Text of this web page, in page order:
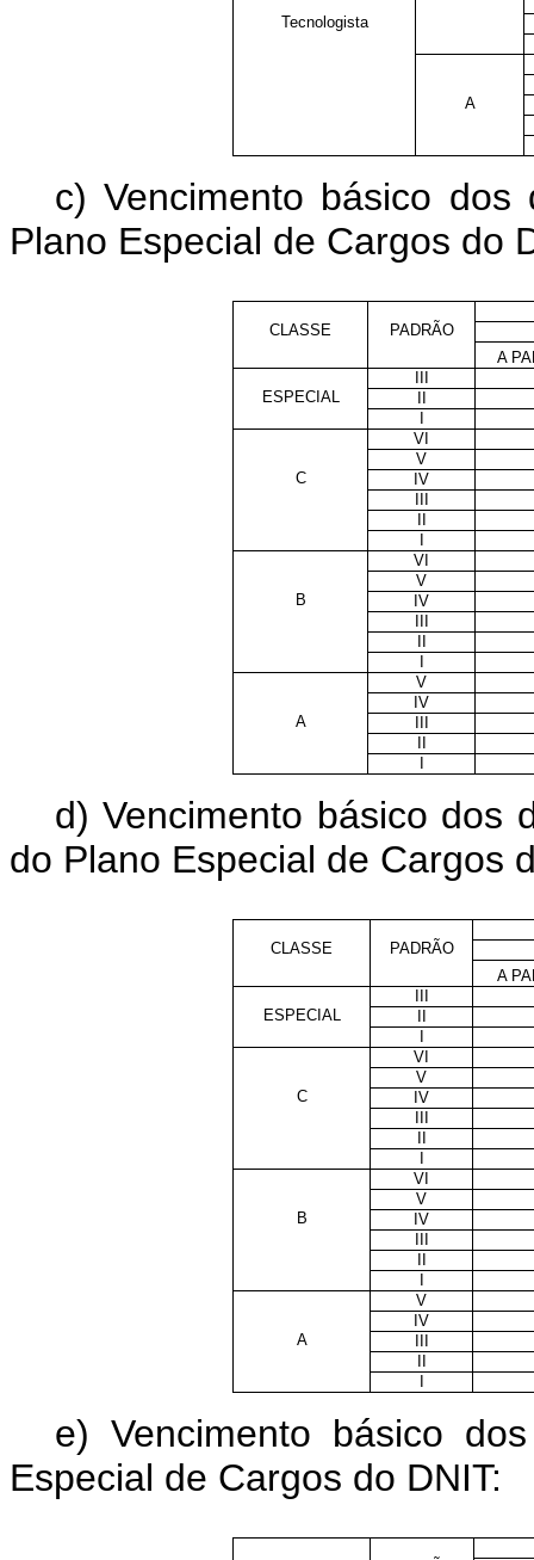
Tecnologista
A
c) Vencimento básico
Plano Especial de Cargos do
CLASSE
PADRÃO
A
ESPECIAL
VI
V
C
IV
VI
V
B
IV
V
IV
A
d) Vencimento básico dos
do Plano Especial de Cargos
CLASSE
PADRÃO
A
ESPECIAL
VI
V
C
IV
VI
V
B
IV
V
IV
A
e) Vencimento básico
Especial de Cargos do DNIT: